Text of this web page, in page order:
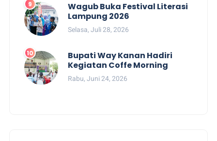
Wagub Buka Festival Literasi
Lampung 2026
Selasa, Juli 28, 2026
Bupati Way Kanan Hadiri
Kegiatan Coffe Morning
Rabu, Juni 24, 2026